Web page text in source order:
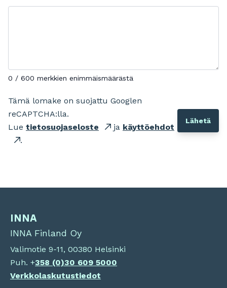
0 / 600 merkkien enimmäismäärästä
Tämä lomake on suojattu Googlen
reCAPTCHA:lla.
Lue tietosuojaseloste ja käyttöehdot
.
INNA
INNA Finland Oy
Valimotie 9-11, 00380 Helsinki
Puh. +358 (0)30 609 5000
Verkkolaskutustiedot